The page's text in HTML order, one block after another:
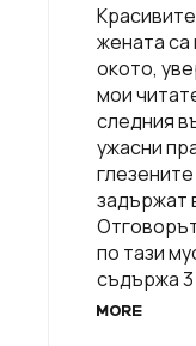
жената са
окото,
мои
следния
ужасни
задържат
по тази
съдържа 3
MORE